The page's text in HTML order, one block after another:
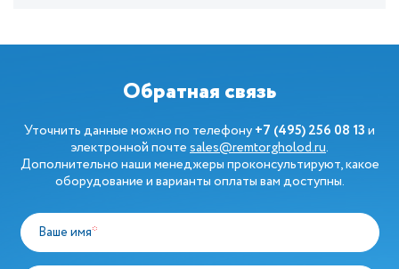
Обратная связь
Уточнить данные можно по телефону+7 (495) 256 08 13и
электронной почтеsales@remtorgholod.ru.
Дополнительно наши менеджеры проконсультируют, какое
оборудование и варианты оплаты вам доступны.
Ваше имя*